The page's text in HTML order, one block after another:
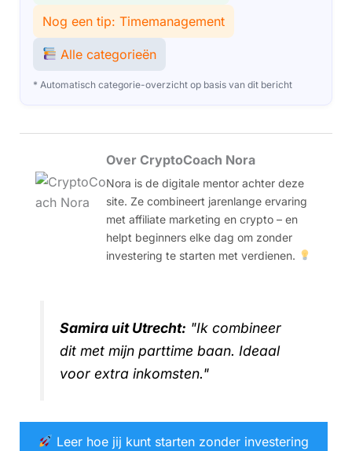
Nog een tip: Timemanagement
Alle categorieën
* Automatisch categorie-overzicht op basis van dit bericht
Over CryptoCoach Nora
Nora is de digitale mentor achter deze
site. Ze combineert jarenlange ervaring
met affiliate marketing en crypto – en
helpt beginners elke dag om zonder
investering te starten met verdienen.
Samira uit Utrecht: "Ik combineer
dit met mijn parttime baan. Ideaal
voor extra inkomsten."
Leer hoe jij kunt starten zonder investering